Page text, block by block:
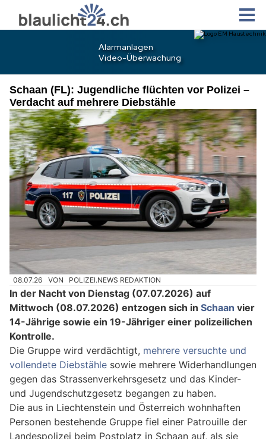
Schaan (FL): Jugendliche flüchten vor Polizei –
Verdacht auf mehrere Diebstähle
08.07.26 VON POLIZEI.NEWS REDAKTION
In der Nacht von Dienstag (07.07.2026) auf
Mittwoch (08.07.2026) entzogen sich in Schaan vier
14-Jährige sowie ein 19-Jähriger einer polizeilichen
Kontrolle.
Die Gruppe wird verdächtigt, mehrere versuchte und
vollendete Diebstähle sowie mehrere Widerhandlungen
gegen das Strassenverkehrsgesetz und das Kinder-
und Jugendschutzgesetz begangen zu haben.
Die aus in Liechtenstein und Österreich wohnhaften
Personen bestehende Gruppe fiel einer Patrouille der
Landespolizei beim Postplatz in Schaan auf, als sie